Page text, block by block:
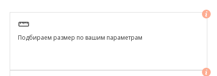
Подбираем размер по вашим параметрам